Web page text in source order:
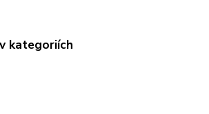
kategoriích